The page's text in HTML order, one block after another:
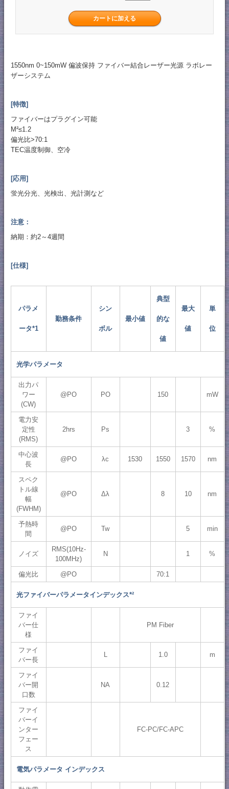
1550nm 0~150mW 偏波保持 ファイバー結合レーザー光源 ラボレー
ザーシステム
[特徴]
ファイバーはプラグイン可能
M²≤1.2
偏光比>70:1
TEC温度制御、空冷
[応用]
蛍光分光、光検出、光計測など
注意：
納期：約2～4週間
[仕様]
パラメ
ータ*1
勤務条件
シン
ボル
最小値
典型
的な
値
最大
値
単
位
光学パラメータ
出力パ
ワー
(CW)
@PO PO 150 mW
電力安
定性
(RMS)
2hrs Ps 3 %
中心波
長
@PO λc 1530 1550 1570 nm
スペク
トル線
幅
(FWHM)
@PO Δλ 8 10 nm
予熱時
間
@PO Tw 5 min
ノイズ
RMS(10Hz-
100MHz)
N 1 %
偏光比 @PO 70:1
光ファイバーパラメータインデックス*²
ファイ
バー仕
様
PM Fiber
ファイ
バー長
1.0 m
ファイ
バー開
口数
NA 0.12
ファイ
バーイ
ンター
フェー
ス
FC-PC/FC-APC
電気パラメータ インデックス